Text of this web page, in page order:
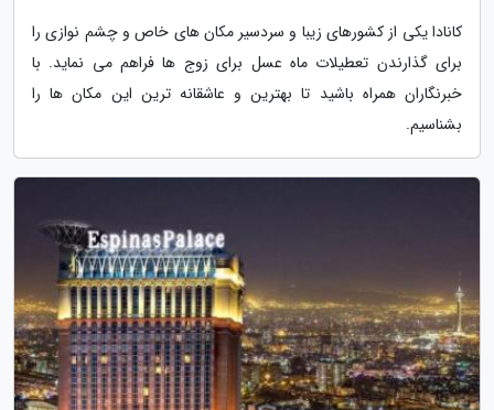
کانادا یکی از کشورهای زیبا و سردسیر مکان های خاص و چشم نوازی را
برای گذارندن تعطیلات ماه عسل برای زوج ها فراهم می نماید. با
خبرنگاران همراه باشید تا بهترین و عاشقانه ترین این مکان ها را
بشناسیم.